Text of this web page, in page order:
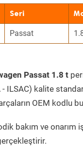
Seri
Passat
Passat 1.8 t
- ILSAC) kalite
OEM kodlu
bakım ve